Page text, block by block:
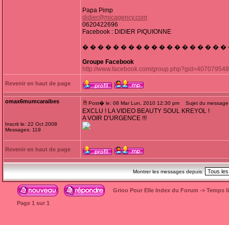
Papa Pimp
didier@micagency.com
0620422696
Facebook : DIDIER PIQUIONNE
� � � � � � � � � � � � � � � � � �
Groupe Facebook
http://www.facebook.com/
Revenir en haut de page
omax6mumcaraibes
Inscrit le: 22 Oct 2008
Messages: 119
Post� le: 08 Mar Lun, 2010 12:30 pm Sujet du
EXCLU ! LA VIDEO BEAUTY SOUL KREYOL !
A VOIR D'URGENCE !!!
Revenir en haut de page
Montrer les messages depuis:
Grioo Pour Elle Index du Forum -> Temps
Page 1 sur 1